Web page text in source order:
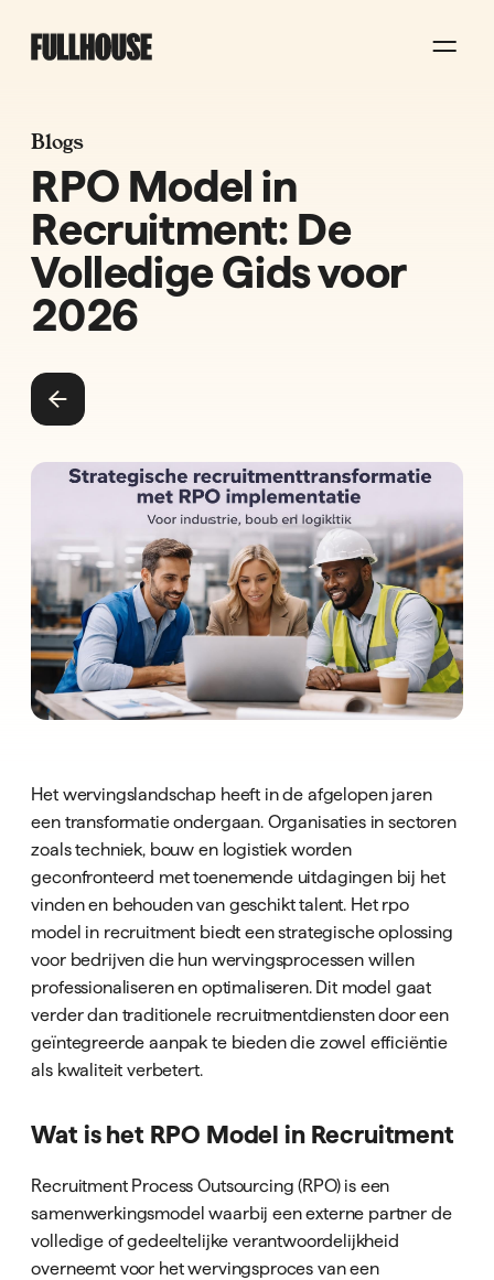
Blogs
RPO Model in
Recruitment: De
Volledige Gids voor
2026
Het wervingslandschap heeft in de afgelopen jaren
een transformatie ondergaan. Organisaties in sectoren
zoals techniek, bouw en logistiek worden
geconfronteerd met toenemende uitdagingen bij het
vinden en behouden van geschikt talent. Het rpo
model in recruitment biedt een strategische oplossing
voor bedrijven die hun wervingsprocessen willen
professionaliseren en optimaliseren. Dit model gaat
verder dan traditionele recruitmentdiensten door een
geïntegreerde aanpak te bieden die zowel efficiëntie
als kwaliteit verbetert.
Wat is het RPO Model in Recruitment
Recruitment Process Outsourcing (RPO) is een
samenwerkingsmodel waarbij een externe partner de
volledige of gedeeltelijke verantwoordelijkheid
overneemt voor het wervingsproces van een